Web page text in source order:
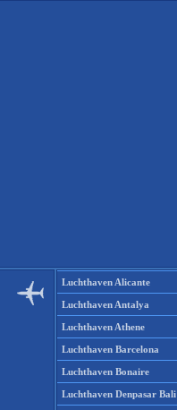
Luchthaven Alicante
Luchthaven Antalya
Luchthaven Athene
Luchthaven Barcelona
Luchthaven Bonaire
Luchthaven Denpasar Bali